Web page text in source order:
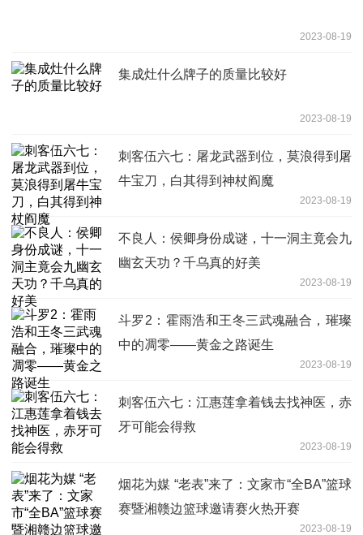
2023-08-19
集成灶什么牌子的质量比较好
2023-08-19
刺客伍六七：屠龙武器到位，莫浪得到屠
牛宝刀，白其得到神杖阎魔
2023-08-19
不良人：侯卿身份成谜，十一洞主竟会九
幽玄天功？千乌真的好美
2023-08-19
斗罗2：霍雨浩和王冬三武魂融合，璀璨
中的凋零——黄金之路诞生
2023-08-19
刺客伍六七：江惠莲拿着钱去找神医，赤
牙可能会得救
2023-08-19
烟花为媒 “老表”来了：文家市“全BA”篮球
赛暨湘赣边篮球邀请赛火热开赛
2023-08-19